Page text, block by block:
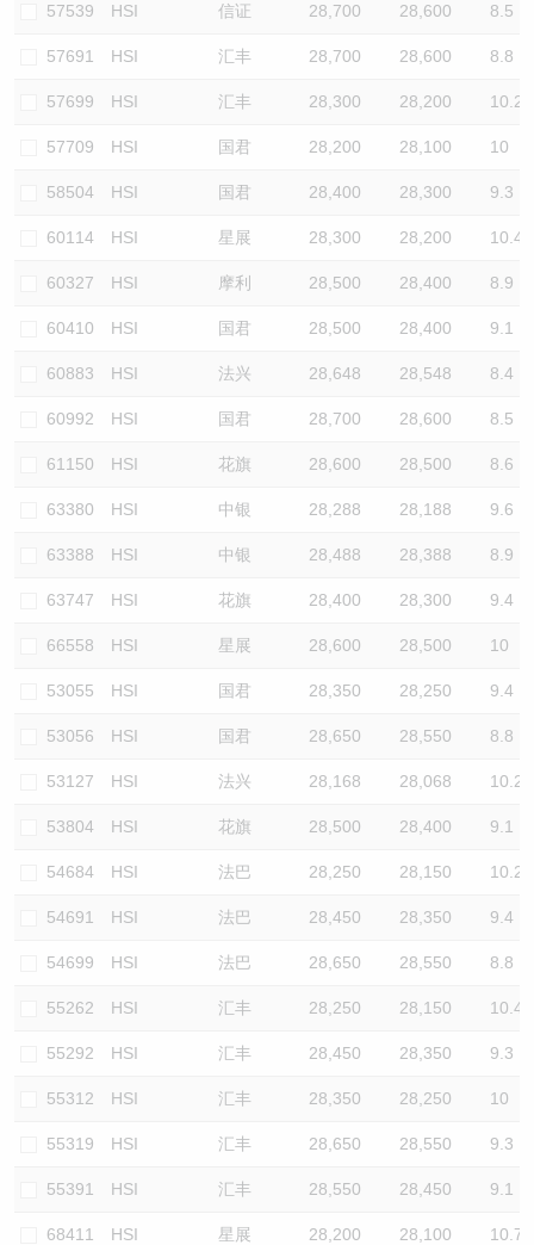
57539 HSI 信证 28,700 28,600 8.5
57691 HSI 汇丰 28,700 28,600 8.8
57699 HSI 汇丰 28,300 28,200 10.2
57709 HSI 国君 28,200 28,100 10
58504 HSI 国君 28,400 28,300 9.3
60114 HSI 星展 28,300 28,200 10.4
60327 HSI 摩利 28,500 28,400 8.9
60410 HSI 国君 28,500 28,400 9.1
60883 HSI 法兴 28,648 28,548 8.4
60992 HSI 国君 28,700 28,600 8.5
61150 HSI 花旗 28,600 28,500 8.6
63380 HSI 中银 28,288 28,188 9.6
63388 HSI 中银 28,488 28,388 8.9
63747 HSI 花旗 28,400 28,300 9.4
66558 HSI 星展 28,600 28,500 10
53055 HSI 国君 28,350 28,250 9.4
53056 HSI 国君 28,650 28,550 8.8
53127 HSI 法兴 28,168 28,068 10.2
53804 HSI 花旗 28,500 28,400 9.1
54684 HSI 法巴 28,250 28,150 10.2
54691 HSI 法巴 28,450 28,350 9.4
54699 HSI 法巴 28,650 28,550 8.8
55262 HSI 汇丰 28,250 28,150 10.4
55292 HSI 汇丰 28,450 28,350 9.3
55312 HSI 汇丰 28,350 28,250 10
55319 HSI 汇丰 28,650 28,550 9.3
55391 HSI 汇丰 28,550 28,450 9.1
68411 HSI 星展 28,200 28,100 10.7